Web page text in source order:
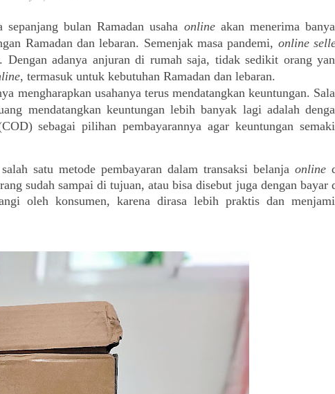
bulan Ramadan usaha online akan menerima
Ramadan dan lebaran. Semenjak masa pandemi, online
Dengan adanya anjuran di rumah saja, tidak sedikit orang
, termasuk untuk kebutuhan Ramadan dan lebaran.
mengharapkan usahanya terus mendatangkan keuntungan.
mendatangkan keuntungan lebih banyak lagi adalah
sebagai pilihan pembayarannya agar keuntungan
satu metode pembayaran dalam transaksi belanja online
sudah sampai di tujuan, atau bisa disebut juga dengan bayar
oleh konsumen, karena dirasa lebih praktis dan